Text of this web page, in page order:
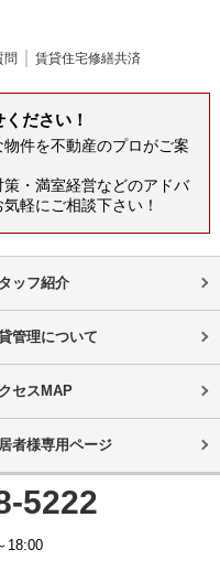
問 賃貸住宅修繕共済
ださい！
件を不動産のプロがご案
・満室経営などのアドバ
軽にご相談下さい！
ッフ紹介
管理について
セスMAP
者様専用ページ
5222
18:00